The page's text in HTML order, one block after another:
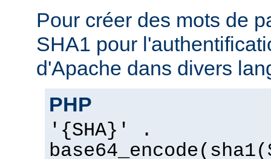
Pour créer des mots de
SHA1 pour
d'Apache dans divers
PHP
'{SHA}' .